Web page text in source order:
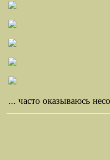
... часто оказываюсь